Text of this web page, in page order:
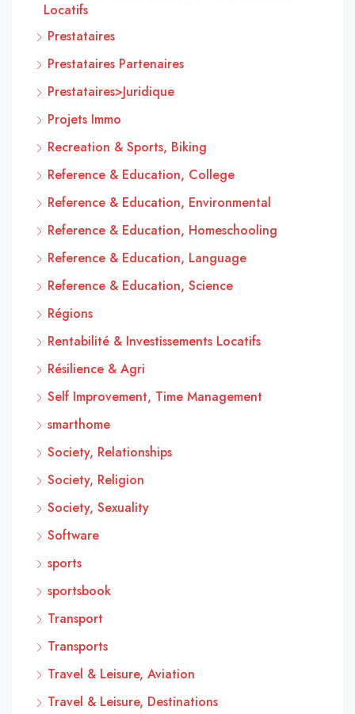
Locatifs
Prestataires
Prestataires Partenaires
Prestataires>Juridique
Projets Immo
Recreation & Sports, Biking
Reference & Education, College
Reference & Education, Environmental
Reference & Education, Homeschooling
Reference & Education, Language
Reference & Education, Science
Régions
Rentabilité & Investissements Locatifs
Résilience & Agri
Self Improvement, Time Management
smarthome
Society, Relationships
Society, Religion
Society, Sexuality
Software
sports
sportsbook
Transport
Transports
Travel & Leisure, Aviation
Travel & Leisure, Destinations